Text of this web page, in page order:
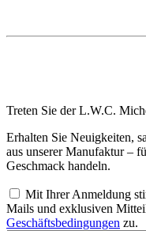
Treten Sie der L.W.C.
Erhalten Sie Neuigkeiten,
aus unserer Manufaktur –
Geschmack handeln.
Mit Ihrer Anmeldung
Mails und exklusiven
Geschäftsbedingungen zu.